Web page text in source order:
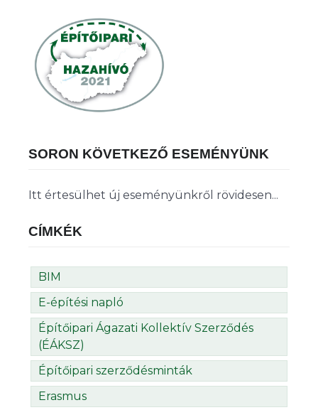
SORON KÖVETKEZŐ ESEMÉNYÜNK
Itt értesülhet új eseményünkről rövidesen...
CÍMKÉK
BIM
E-építési napló
Építőipari Ágazati Kollektív Szerződés
(ÉÁKSZ)
Építőipari szerződésminták
Erasmus